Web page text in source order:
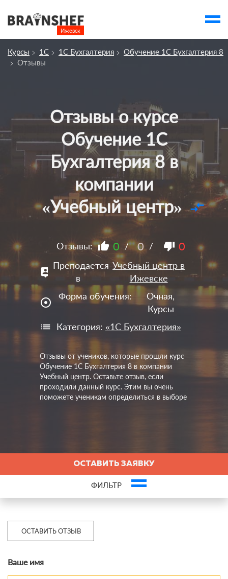
Ижевск
Посмотреть по России
О компании
Курсы
Профессии
Курсы 1С 1С Бухгалтерия
Обучение 1С Бухгалтерия 8
Отзывы
Отзывы о курсе
Обучение 1С
Бухгалтерия 8 в
компании
«Учебный центр»compare_arrows
Преподается
в
Учебный центр в
Ижевске
adjust
Форма обучения:
Очная,
Курсы
Категория: «1С Бухгалтерия»
Отзывы: 0 / 0/ 0
Отзывы от учеников, которые прошли курс
Обучение 1С Бухгалтерия 8 в компании
Учебный центр. Оставьте отзыв, если
проходили данный курс. Этим вы очень
поможете ученикам определиться в выборе
ОСТАВИТЬ ОТЗЫВ
Ваше имя
ОСТАВИТЬ ЗАЯВКУ
ФИЛЬТР